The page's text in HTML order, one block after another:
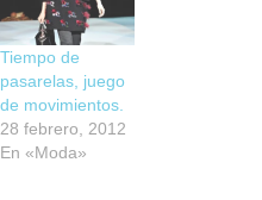
Tiempo de
pasarelas, juego
de movimientos.
28 febrero, 2012
En «Moda»